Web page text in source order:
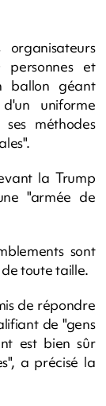
personnes et
ballon géant
uniforme
méthodes
la Trump
"armée de
sont
toute taille.
de répondre
de "gens
est bien sûr
a précisé la